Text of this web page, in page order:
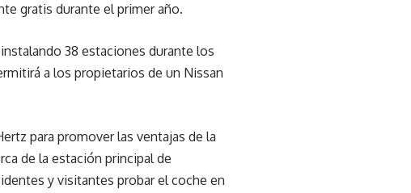
gratis durante el primer año.
38 estaciones durante los
a los propietarios de un Nissan
para promover las ventajas de la
de la estación principal de
y visitantes probar el coche en